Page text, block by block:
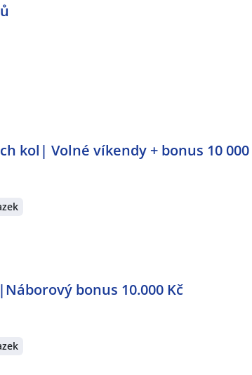
kol| Volné víkendy + bonus 10 000
bonus 10.000 Kč